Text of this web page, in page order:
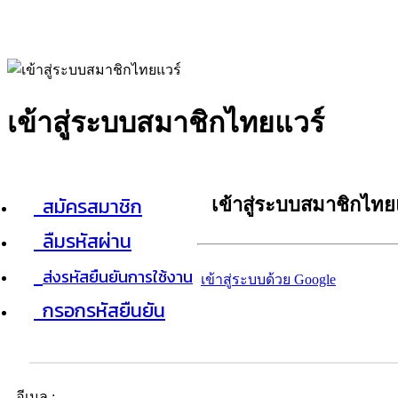
เข้าสู่ระบบสมาชิกไทยแวร์
สมัครสมาชิก
ลืมรหัสผ่าน
ส่งรหัสยืนยันการใช้งาน
กรอกรหัสยืนยัน
เข้าสู่ระบบสมาชิกไท
เข้าสู่ระบบด้วย Google